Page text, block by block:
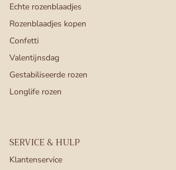
Echte rozenblaadjes
Rozenblaadjes kopen
Confetti
Valentijnsdag
Gestabiliseerde rozen
Longlife rozen
SERVICE & HULP
Klantenservice